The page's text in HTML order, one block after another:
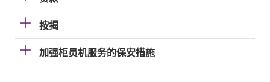
按揭
加强柜员机服务的保安措施